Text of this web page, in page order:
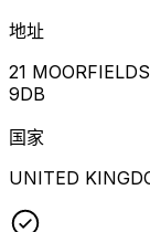
地址
21
9DB
国家
UNITED